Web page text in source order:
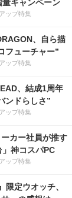
キャンペーン
ップ特集
、自ら描
フューチャー”
ップ特集
、結成1周年
ンドらしさ”
ップ特集
ーカー社員が推す
」神コスパPC
ップ特集
限定ウオッチ、